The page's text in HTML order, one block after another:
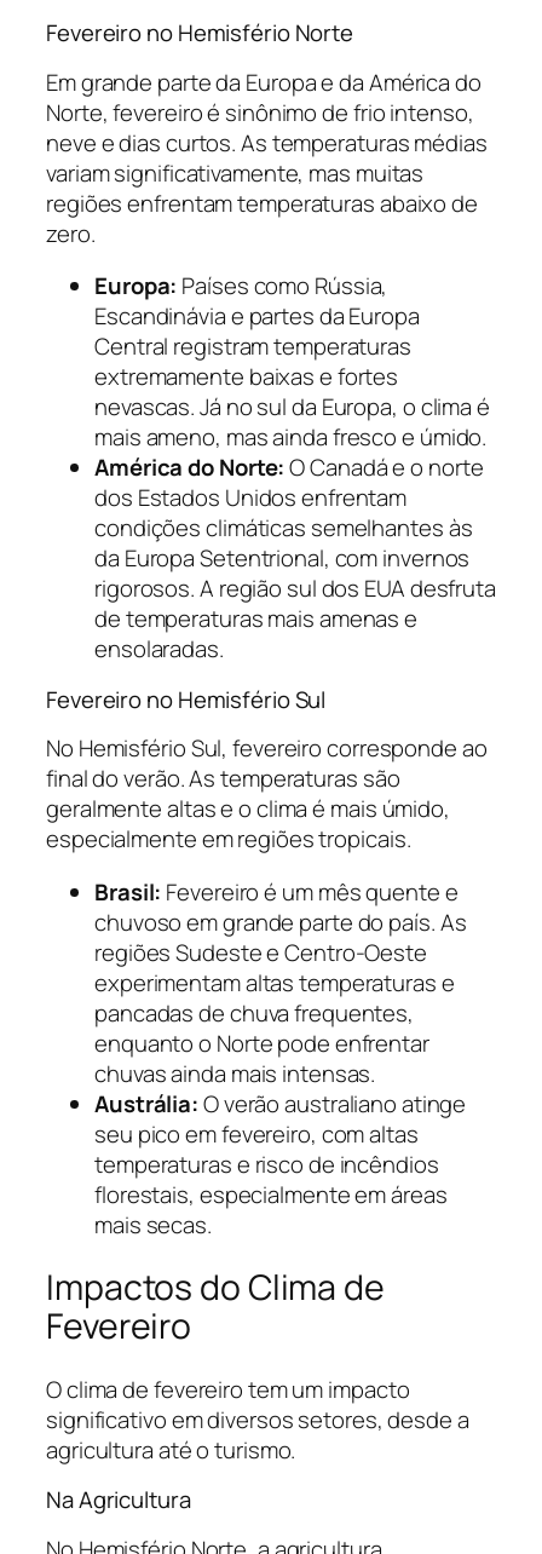
Fevereiro no Hemisfério Norte
Em grande parte da Europa e da América do
Norte, fevereiro é sinônimo de frio intenso,
neve e dias curtos. As temperaturas médias
variam significativamente, mas muitas
regiões enfrentam temperaturas abaixo de
zero.
Europa: Países como Rússia,
Escandinávia e partes da Europa
Central registram temperaturas
extremamente baixas e fortes
nevascas. Já no sul da Europa, o clima é
mais ameno, mas ainda fresco e úmido.
América do Norte:O Canadá e o norte
dos Estados Unidos enfrentam
condições climáticas semelhantes às
da Europa Setentrional, com invernos
rigorosos. A região sul dos EUA desfruta
de temperaturas mais amenas e
ensolaradas.
Fevereiro no Hemisfério Sul
No Hemisfério Sul, fevereiro corresponde ao
final do verão. As temperaturas são
geralmente altas e o clima é mais úmido,
especialmente em regiões tropicais.
Brasil: Fevereiro é um mês quente e
chuvoso em grande parte do país. As
regiões Sudeste e Centro-Oeste
experimentam altas temperaturas e
pancadas de chuva frequentes,
enquanto o Norte pode enfrentar
chuvas ainda mais intensas.
Austrália:O verão australiano atinge
seu pico em fevereiro, com altas
temperaturas e risco de incêndios
florestais, especialmente em áreas
mais secas.
Impactos do Clima de
Fevereiro
O clima de fevereiro tem um impacto
significativo em diversos setores, desde a
agricultura até o turismo.
Na Agricultura